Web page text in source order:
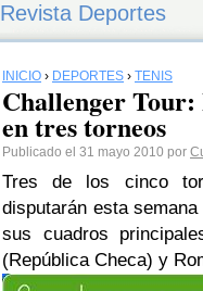
Revista Deportes
INICIO › DEPORTES › TENIS
Challenger
en tres torneos
Publicado el 31 mayo 2010 por
Tres de los cinco
disputarán esta semana
sus cuadros
(República Checa) y